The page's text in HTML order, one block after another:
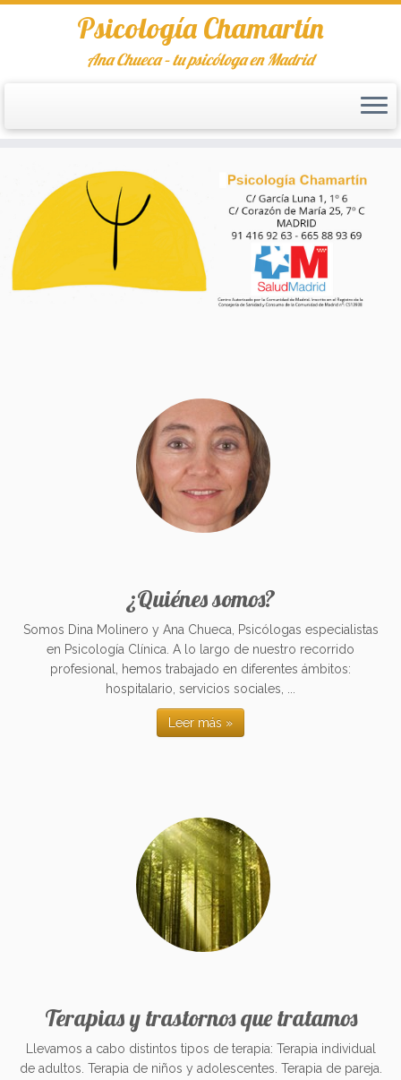
contenido
Psicología Chamartín
Ana Chueca – tu psicóloga en Madrid
¿Quiénes somos?
Somos Dina Molinero y Ana Chueca, Psicólogas especialistas
en Psicología Clínica. A lo largo de nuestro recorrido
profesional, hemos trabajado en diferentes ámbitos:
hospitalario, servicios sociales, ...
Leer más »
Terapias y trastornos que tratamos
Llevamos a cabo distintos tipos de terapia: Terapia individual
de adultos. Terapia de niños y adolescentes. Terapia de pareja.